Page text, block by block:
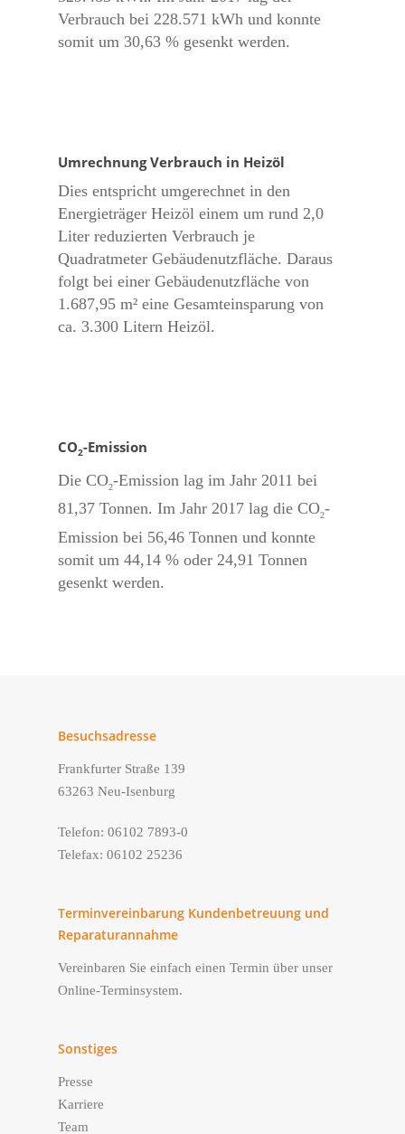
Verbrauch bei 228.571 kWh und konnte
somit um 30,63 % gesenkt werden.
Umrechnung Verbrauch in Heizöl
Dies entspricht umgerechnet in den
Energieträger Heizöl einem um rund 2,0
Liter reduzierten Verbrauch je
Quadratmeter Gebäudenutzfläche. Daraus
folgt bei einer Gebäudenutzfläche von
1.687,95 m² eine Gesamteinsparung von
ca. 3.300 Litern Heizöl.
CO2-Emission
Die CO2-Emission lag im Jahr 2011 bei
81,37 Tonnen. Im Jahr 2017 lag die CO2-
Emission bei 56,46 Tonnen und konnte
somit um 44,14 % oder 24,91 Tonnen
gesenkt werden.
Besuchsadresse
Frankfurter Straße 139
63263 Neu-Isenburg
Telefon: 06102 7893-0
Telefax: 06102 25236
Terminvereinbarung Kundenbetreuung und
Reparaturannahme
Vereinbaren Sie einfach einen Termin über unser
Online-Terminsystem.
Sonstiges
Presse
Karriere
Team